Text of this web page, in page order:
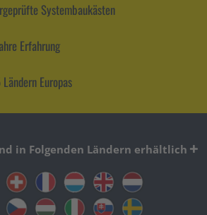
Systembaukästen
Erfahrung
Europas
in Folgenden Ländern erhältlich